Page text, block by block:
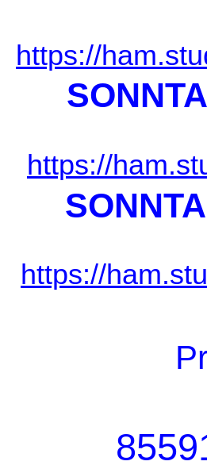
https://
https://
https://